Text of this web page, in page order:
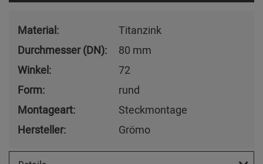
Material:
Titanzink
Durchmesser (DN):
80 mm
Winkel:
72
Form:
rund
Montageart:
Steckmontage
Hersteller:
Grömo